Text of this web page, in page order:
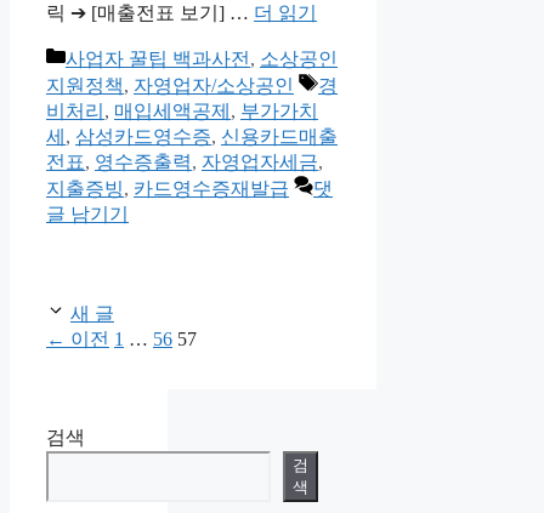
릭 ➔ [매출전표 보기] … 더 읽기
카
테
고
리
사업자 꿀팁 백과사전 , 소상공인
지원정책, 자영업자/소상공인
태
경
비처리 , 매입세액공제 , 부가가치
세 , 삼성카드영수증, 신용카드매출
전표, 영수증출력, 자영업자세금,
지출증빙, 카드영수증재발급
댓
글 남기기
새 글
← 이전 페
1 … 페
56 페
57
검색
검
색